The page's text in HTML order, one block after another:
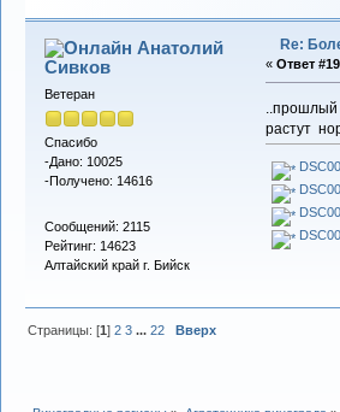
Анатолий
Сивков
Ветеран
Спасибо
-Дано: 10025
-Получено: 14616
Сообщений: 2115
Рейтинг: 14623
Алтайский край г. Бийск
Re:
« Ответ
..прошлый
растут
Страницы: [1]2 3 ...22 Вверх